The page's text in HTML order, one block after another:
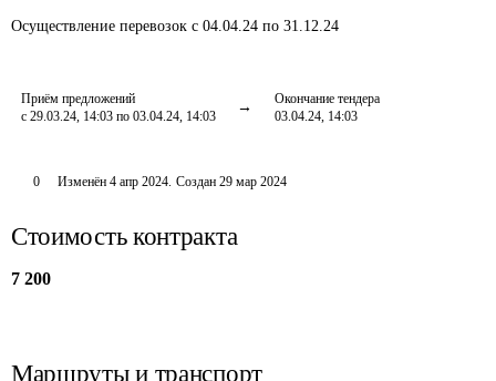
Осуществление перевозок с 04.04.24 по 31.12.24
Приём предложений
с 29.03.24, 14:03 по 03.04.24, 14:03
Окончание тендера
03.04.24, 14:03
0 Изменён 4 апр 2024. Создан 29 мар 2024
Стоимость контракта
7 200
Маршруты и транспорт